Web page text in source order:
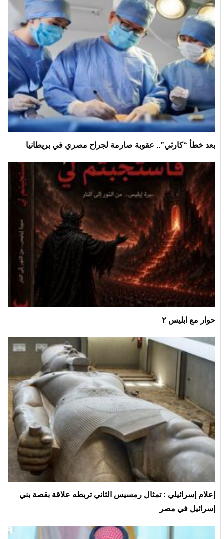
بعد خطأ “كارثي”.. عقوبة صارمة لجراح مصري في بريطانيا
حوار مع ابليس ٢
إعلام إسرائيلي : تمثال رمسيس الثاني تربطه علاقة بقصة بني
إسرائيل في مصر